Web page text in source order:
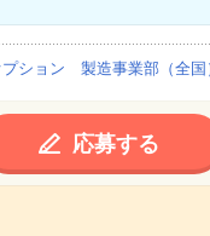
ション 製造事業部（全国
応募する